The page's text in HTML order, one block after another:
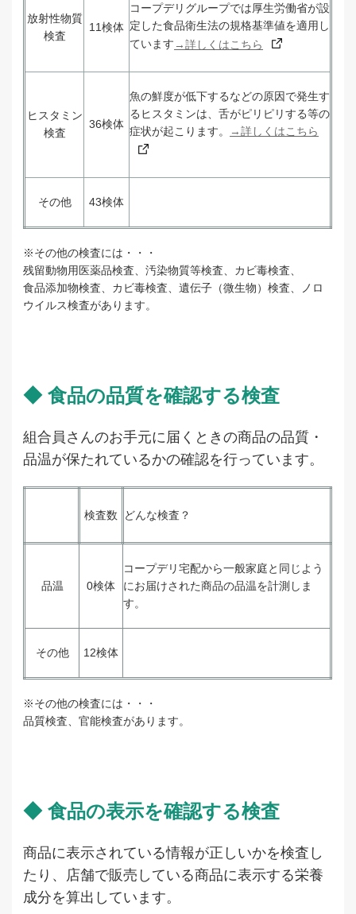
放射性物質
検査
11検体
コープデリグループでは厚生労働省が設
定した食品衛生法の規格基準値を適用し
ています →詳しくはこちら
ヒスタミン
検査
36検体
魚の鮮度が低下するなどの原因で発生す
るヒスタミンは、舌がピリピリする等の
症状が起こります。
→詳しくはこちら
その他 43検体
※その他の検査には・・・
残留動物用医薬品検査、汚染物質等検査、カビ毒検査、
食品添加物検査、カビ毒検査、遺伝子（微生物）検査、ノロ
ウイルス検査があります。
◆ 食品の品質を確認する検査
組合員さんのお手元に届くときの商品の品質・
品温が保たれているかの確認を行っています。
検査数 どんな検査？
品温 0検体
コープデリ宅配から一般家庭と同じよう
にお届けされた商品の品温を計測しま
す。
その他 12検体
※その他の検査には・・・
品質検査、官能検査があります。
◆ 食品の表示を確認する検査
商品に表示されている情報が正しいかを検査し
たり、店舗で販売している商品に表示する栄養
成分を算出しています。